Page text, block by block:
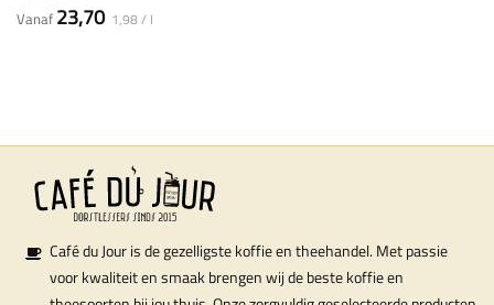
Vanaf 23,70 1,98 / l
Café du Jour is de gezelligste koffie en theehandel. Met passie
voor kwaliteit en smaak brengen wij de beste koffie en